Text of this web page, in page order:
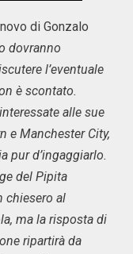
di Gonzalo
dovranno
l’eventuale
è scontato.
alle sue
e Manchester City,
pur d’ingaggiarlo.
del Pipita
chiesero al
ma la risposta di
ripartirà da